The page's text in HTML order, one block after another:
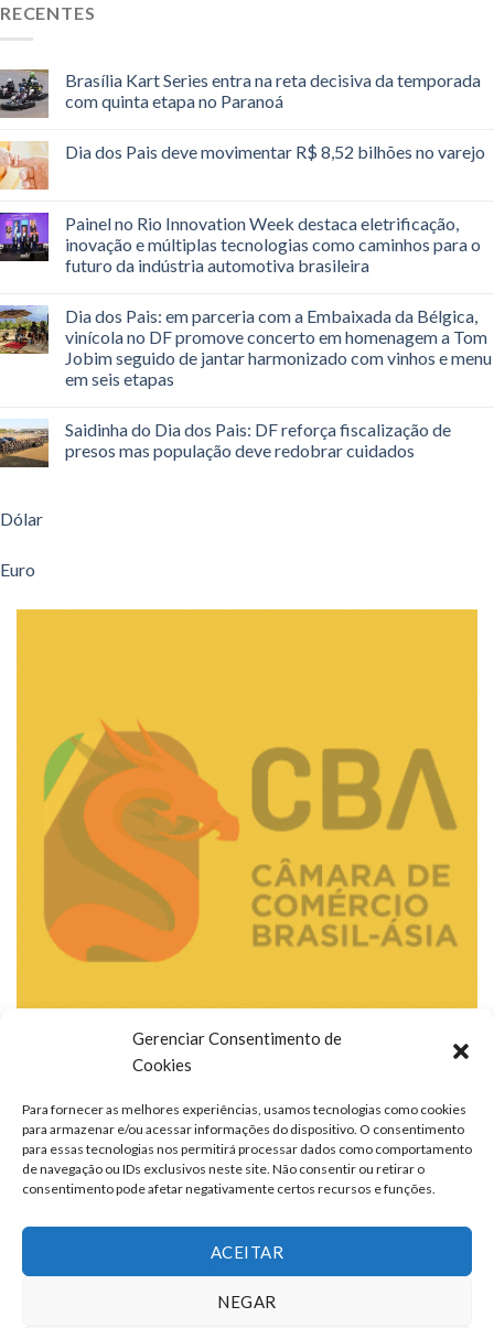
Gerenciar Consentimento de
Cookies
Para fornecer as melhores experiências, usamos tecnologias como cookies
para armazenar e/ou acessar informações do dispositivo. O consentimento
para essas tecnologias nos permitirá processar dados como comportamento
de navegação ou IDs exclusivos neste site. Não consentir ou retirar o
consentimento pode afetar negativamente certos recursos e funções.
ACEITAR
NEGAR
RECENTES
Brasília Kart Series entra na reta decisiva da temporada
com quinta etapa no Paranoá
Dia dos Pais deve movimentar R$ 8,52 bilhões no varejo
Painel no Rio Innovation Week destaca eletrificação,
inovação e múltiplas tecnologias como caminhos para o
futuro da indústria automotiva brasileira
Dia dos Pais: em parceria com a Embaixada da Bélgica,
vinícola no DF promove concerto em homenagem a Tom
Jobim seguido de jantar harmonizado com vinhos e menu
em seis etapas
Saidinha do Dia dos Pais: DF reforça fiscalização de
presos mas população deve redobrar cuidados
Dólar
Euro